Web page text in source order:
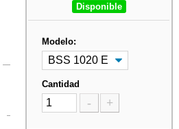
Disponible
Modelo:
Cantidad
- +